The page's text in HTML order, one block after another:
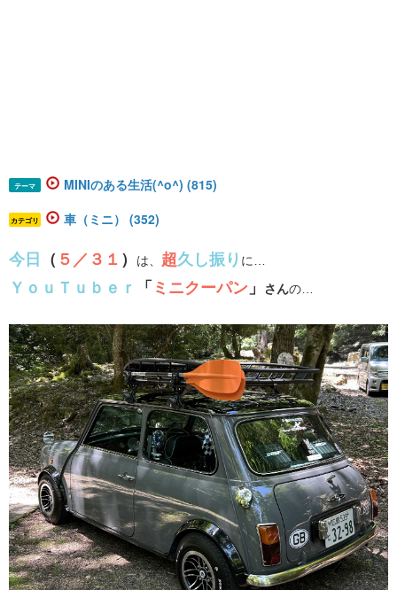
テーマ MINIのある生活(^o^) (815)
カテゴリ 車（ミニ） (352)
今日 （ ５／３１ ） は、 超久し振り に…
ＹｏｕＴｕｂｅｒ 「 ミニクーパン 」 さんの…